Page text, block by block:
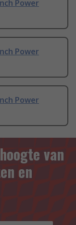
Power
Power
Power
van
en